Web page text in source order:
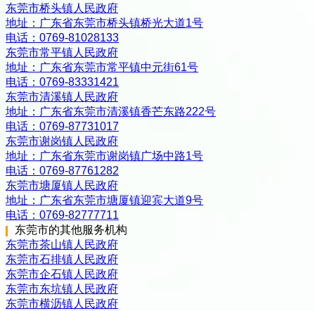
东莞市桥头镇人民政府
地址： 广东省东莞市桥头镇桥光大道1号
电话： 0769-81028133
东莞市常平镇人民政府
地址： 广东省东莞市常平镇中元街61号
电话： 0769-83331421
东莞市清溪镇人民政府
地址： 广东省东莞市清溪镇香芒东路222号
电话： 0769-87731017
东莞市谢岗镇人民政府
地址： 广东省东莞市谢岗镇广场中路1号
电话： 0769-87761282
东莞市塘厦镇人民政府
地址： 广东省东莞市塘厦镇迎宾大道9号
电话： 0769-82777711
东莞市的其他服务机构
东莞市茶山镇人民政府
东莞市石排镇人民政府
东莞市企石镇人民政府
东莞市东坑镇人民政府
东莞市横沥镇人民政府